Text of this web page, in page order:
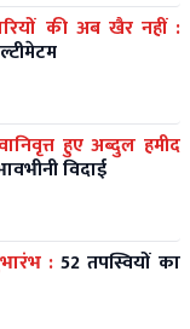
की अब खैर नहीं :
हुए अब्दुल हमीद
विदाई
: 52 तपस्वियों का